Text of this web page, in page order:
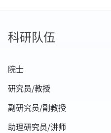
科研队伍
院士
研究员/教授
副研究员/副教授
助理研究员/讲师